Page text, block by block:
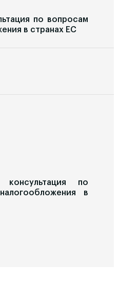
по вопросам
в странах ЕС
консультация по
в